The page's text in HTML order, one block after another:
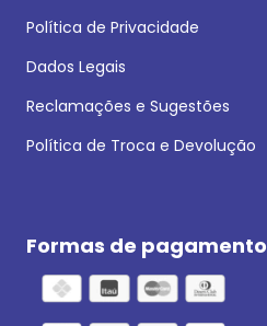
Política de Privacidade
Dados Legais
Reclamações e Sugestões
Política de Troca e Devolução
Formas de pagamento